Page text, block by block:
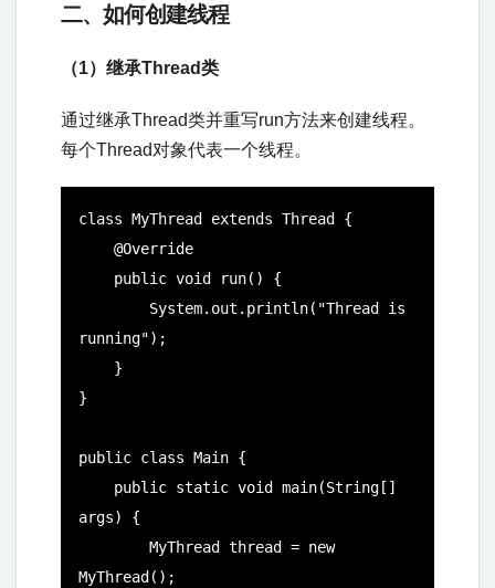
二、如何创建线程
（1）继承Thread类
通过继承Thread类并重写run方法来创建线程。
每个Thread对象代表一个线程。
class MyThread extends Thread {
running");
}
public class Main {
args) {
MyThread();